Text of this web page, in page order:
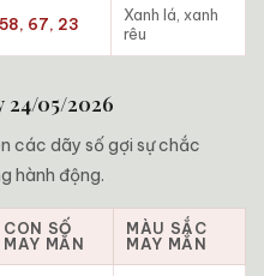
58, 67, 23
Xanh lá, xanh
rêu
24/05/2026
các dãy số gợi sự chắc
hành động.
CON SỐ
MAY MẮN
MÀU SẮC
MAY MẮN